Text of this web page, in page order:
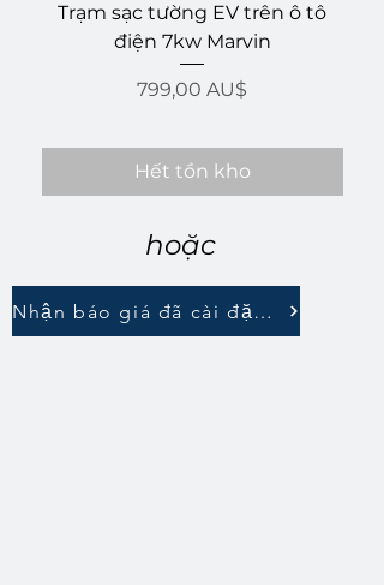
Trạm sạc tường EV trên ô tô
điện 7kw Marvin
Giá
799,00 AU$
Hết tồn kho
hoặc
Nhận báo giá đã cài đặt đầy đủ